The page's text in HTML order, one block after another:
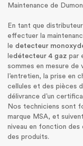
Maintenance de
En tant que
effectuer la
le detecteur
ledétecteur 4 gaz par
sommes en mesure de
l’entretien, la prise en
cellules et des pièces
délivrance d’un
Nos techniciens sont
marque MSA, et
niveau en fonction
des produits.